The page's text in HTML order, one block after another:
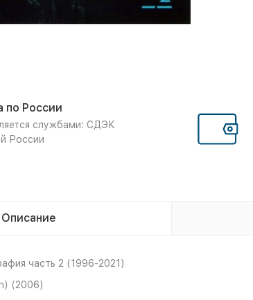
по России
службами: СДЭК
России
Описание
часть 2 (1996-2021)
(2006)